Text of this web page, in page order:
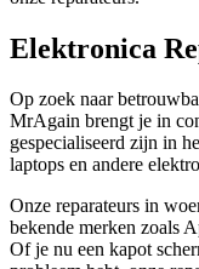
Elektronica
Op zoek naar
MrAgain brengt je in
gespecialiseerd zijn in
laptops en andere
Onze reparateurs in
bekende merken zoals
Of je nu een kapot